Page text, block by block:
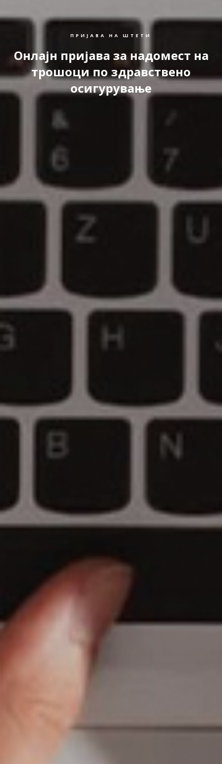
ПРИЈАВА НА ШТЕТИ
Онлајн пријава за надомест на
трошоци по здравствено
осигурување